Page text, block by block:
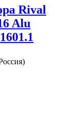
Rival
Alu